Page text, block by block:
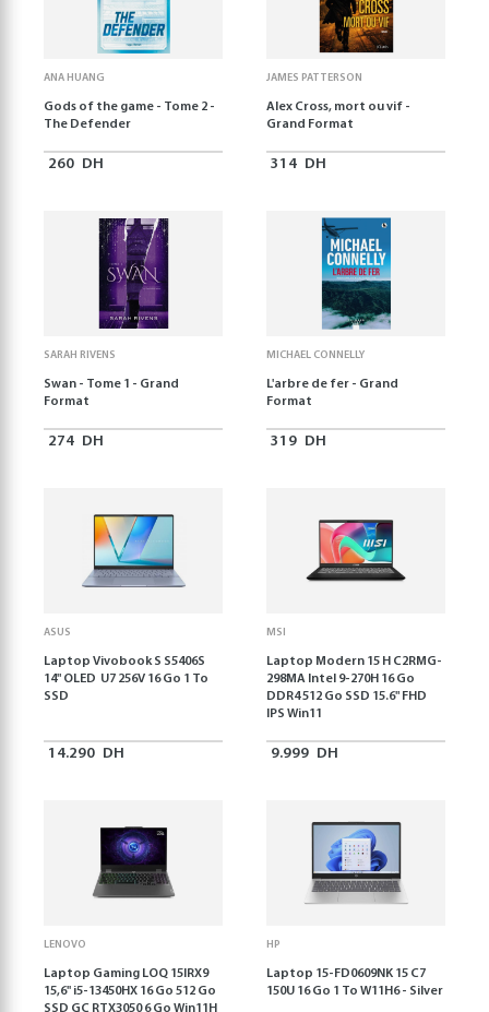
ANA HUANG
Gods of the game - Tome 2 -
The Defender
260 DH
JAMES PATTERSON
Alex Cross, mort ou vif -
Grand Format
314 DH
SARAH RIVENS
Swan - Tome 1 - Grand
Format
274 DH
MICHAEL CONNELLY
L'arbre de fer - Grand
Format
319 DH
ASUS
Laptop Vivobook S S5406S
14" OLED U7 256V 16 Go 1 To
SSD
14.290 DH
MSI
Laptop Modern 15 H C2RMG-
298MA Intel 9-270H 16 Go
DDR4 512 Go SSD 15.6" FHD
IPS Win11
9.999 DH
LENOVO
Laptop Gaming LOQ 15IRX9
15,6'' i5-13450HX 16 Go 512 Go
SSD GC RTX3050 6 Go Win11H
HP
Laptop 15-FD0609NK 15 C7
150U 16 Go 1 To W11H6 - Silver